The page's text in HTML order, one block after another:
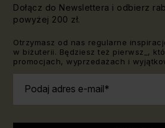
Dołącz do Newslettera i odbierz
powyżej 200 zł.
Otrzymasz od nas regularne
w biżuterii. Będziesz też pierwsz_,
promocjach, wyprzedażach i
Podaj adres e-mail